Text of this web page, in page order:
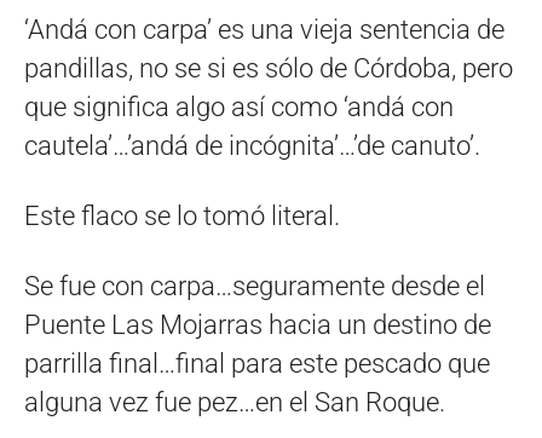
‘Andá con carpa’ es una vieja sentencia de
pandillas, no se si es sólo de Córdoba, pero
que significa algo así como ‘andá con
cautela’…’andá de incógnita’…’de canuto’.
Este flaco se lo tomó literal.
Se fue con carpa…seguramente desde el
Puente Las Mojarras hacia un destino de
parrilla final…final para este pescado que
alguna vez fue pez…en el San Roque.